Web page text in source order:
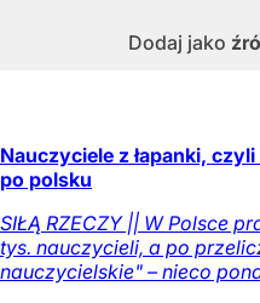
Dodaj jako
Nauczyciele z łapanki,
po polsku
SIŁĄ RZECZY || W Polsce
tys. nauczycieli, a po
nauczycielskie" – nieco